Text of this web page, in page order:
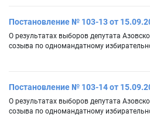
Постановление № 103-13 от
О результатах выборов депутата
созыва по одномандатному
Постановление № 103-14 от
О результатах выборов депутата
созыва по одномандатному